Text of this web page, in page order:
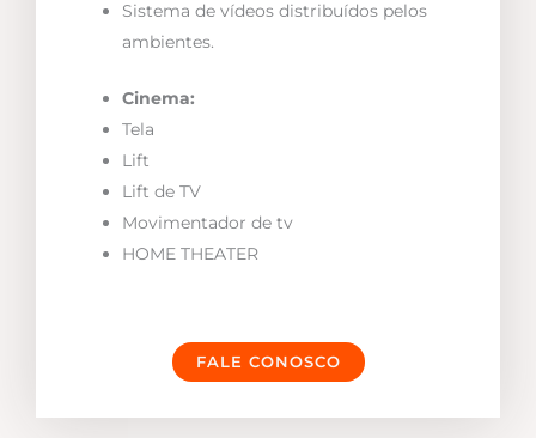
Sistema de vídeos distribuídos pelos
ambientes.
Cinema:
Tela
Lift
Lift de TV
Movimentador de tv
HOME THEATER
FALE CONOSCO